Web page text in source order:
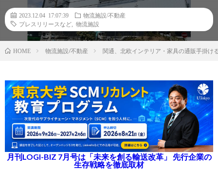
2023.12.04 17:07:39
物流施設/不動産
プレスリリースなど
物流施設
HOME 物流施設/不動産 関通、北欧インテリア・家具の通販手掛け
月刊LOGI-BIZ 7月号は「未来を創る輸送改革」 先行企業の
生存戦略を徹底取材